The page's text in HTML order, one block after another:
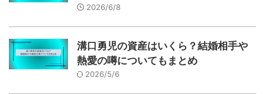
2026/6/8
溝口勇児の資産はいくら？結婚相手や
熱愛の噂についてもまとめ
2026/5/6